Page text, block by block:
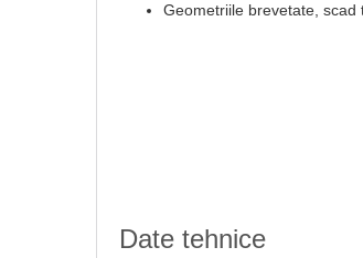
Geometriile brevetate, scad
Date tehnice